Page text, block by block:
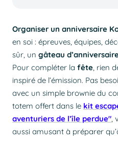
Organiser un anniversaire
en soi : épreuves, équipes,
sûr, un gâteau
Pour compléter la fête, rien
inspiré de l’émission. Pas
avec un simple brownie du
totem offert dans le kit
aventuriers de l’île perdue",
aussi amusant à préparer